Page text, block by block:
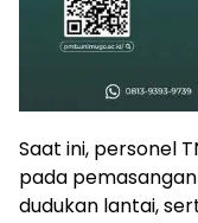
Saat ini, personel
pada
dudukan lantai,